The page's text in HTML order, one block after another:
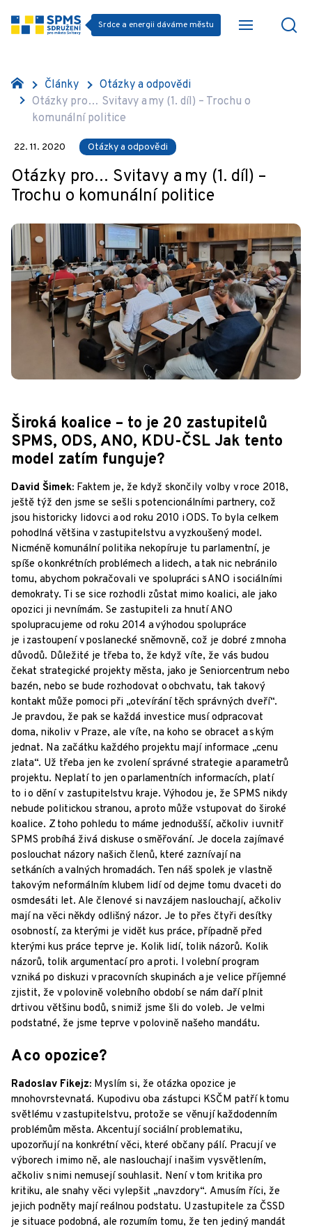
Srdce a energii dáváme městu
Články
Otázky a odpovědi
Otázky pro… Svitavy a my (1. díl) – Trochu o
komunální politice
22. 11. 2020 Otázky a odpovědi
Otázky pro… Svitavy a my (1. díl) –
Trochu o komunální politice
Široká koalice – to je 20 zastupitelů
SPMS, ODS, ANO, KDU-ČSL Jak tento
model zatím funguje?
David Šimek: Faktem je, že když skončily volby v roce 2018,
ještě týž den jsme se sešli s potencionálními partnery, což
jsou historicky lidovci a od roku 2010 i ODS. To byla celkem
pohodlná většina v zastupitelstvu a vyzkoušený model.
Nicméně komunální politika nekopíruje tu parlamentní, je
spíše o konkrétních problémech a lidech, a tak nic nebránilo
tomu, abychom pokračovali ve spolupráci s ANO i sociálními
demokraty. Ti se sice rozhodli zůstat mimo koalici, ale jako
opozici ji nevnímám. Se zastupiteli za hnutí ANO
spolupracujeme od roku 2014 a výhodou spolupráce
je i zastoupení v poslanecké sněmovně, což je dobré z mnoha
důvodů. Důležité je třeba to, že když víte, že vás budou
čekat strategické projekty města, jako je Seniorcentrum nebo
bazén, nebo se bude rozhodovat o obchvatu, tak takový
kontakt může pomoci při „otevírání těch správných dveří“.
Je pravdou, že pak se každá investice musí odpracovat
doma, nikoliv v Praze, ale víte, na koho se obracet a s kým
jednat. Na začátku každého projektu mají informace „cenu
zlata“. Už třeba jen ke zvolení správné strategie a parametrů
projektu. Neplatí to jen o parlamentních informacích, platí
to i o dění v zastupitelstvu kraje. Výhodou je, že SPMS nikdy
nebude politickou stranou, a proto může vstupovat do široké
koalice. Z toho pohledu to máme jednodušší, ačkoliv i uvnitř
SPMS probíhá živá diskuse o směřování. Je docela zajímavé
poslouchat názory našich členů, které zaznívají na
setkáních a valných hromadách. Ten náš spolek je vlastně
takovým neformálním klubem lidí od dejme tomu dvaceti do
osmdesáti let. Ale členové si navzájem naslouchají, ačkoliv
mají na věci někdy odlišný názor. Je to přes čtyři desítky
osobností, za kterými je vidět kus práce, případně před
kterými kus práce teprve je. Kolik lidí, tolik názorů. Kolik
názorů, tolik argumentací pro a proti. I volební program
vzniká po diskuzi v pracovních skupinách a je velice příjemné
zjistit, že v polovině volebního období se nám daří plnit
drtivou většinu bodů, s nimiž jsme šli do voleb. Je velmi
podstatné, že jsme teprve v polovině našeho mandátu.
A co opozice?
Radoslav Fikejz: Myslím si, že otázka opozice je
mnohovrstevnatá. Kupodivu oba zástupci KSČM patří k tomu
světlému v zastupitelstvu, protože se věnují každodenním
problémům města. Akcentují sociální problematiku,
upozorňují na konkrétní věci, které občany pálí. Pracují ve
výborech i mimo ně, ale naslouchají i našim vysvětlením,
ačkoliv s nimi nemusejí souhlasit. Není v tom kritika pro
kritiku, ale snahy věci vylepšit „navzdory“. A musím říci, že
jejich podněty mají reálnou podstatu. U zastupitele za ČSSD
je situace podobná, ale rozumím tomu, že ten jediný mandát